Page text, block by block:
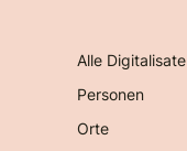
Alle Digitalisate
Personen
Orte